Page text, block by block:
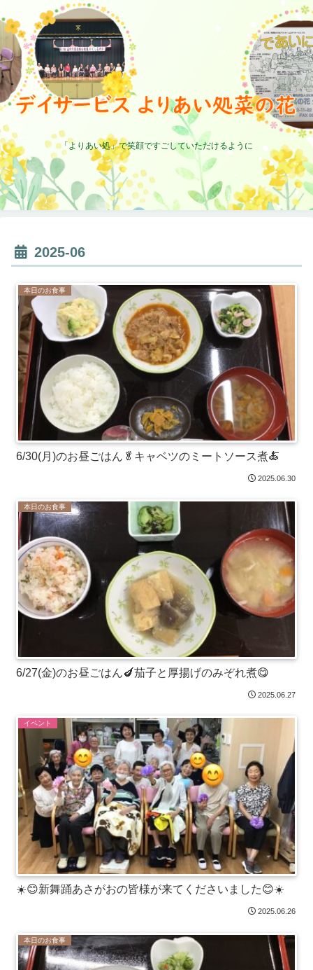
「よりあい処」で笑顔ですごしていただけるように
2025-06
本日のお食事
6/30(月)のお昼ごはん🥬キャベツのミートソース煮🍝
2025.06.30
本日のお食事
6/27(金)のお昼ごはん🍆茄子と厚揚げのみぞれ煮😋
2025.06.27
イベント
☀️😊新舞踊あさがおの皆様が来てくださいました😊☀️
2025.06.26
本日のお食事